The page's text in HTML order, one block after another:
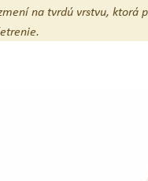
na tvrdú vrstvu, ktorá